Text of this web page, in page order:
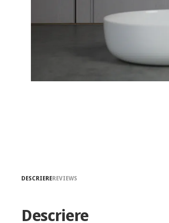
DESCRIEREREVIEWS
Descriere